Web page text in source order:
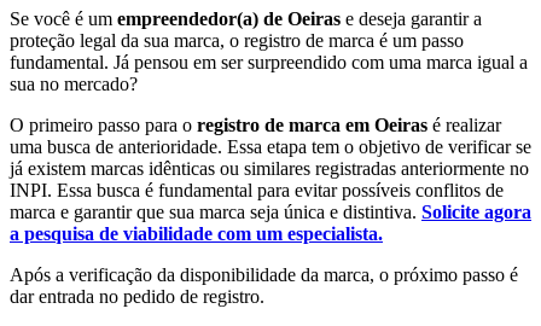
Se você é um empreendedor(a) de Oeiras e deseja garantir a
proteção legal da sua marca, o registro de marca é um passo
fundamental. Já pensou em ser surpreendido com uma marca igual a
sua no mercado?
O primeiro passo para o registro de marca em Oeiras é realizar
uma busca de anterioridade. Essa etapa tem o objetivo de verificar se
já existem marcas idênticas ou similares registradas anteriormente no
INPI. Essa busca é fundamental para evitar possíveis conflitos de
marca e garantir que sua marca seja única e distintiva. Solicite agora
a pesquisa de viabilidade com um especialista.
Após a verificação da disponibilidade da marca, o próximo passo é
dar entrada no pedido de registro.